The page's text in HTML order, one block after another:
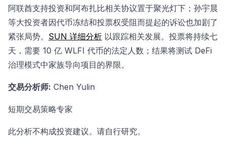
阿联酋支持投资和阿布扎比相关协议置于聚光灯下；孙宇晨
等大投资者因代币冻结和投票权受阻而提起的诉讼也加剧了
紧张局势。 SUN 详细分析 以跟踪相关发展。投票将持续七
天，需要 10 亿 WLFI 代币的法定人数；结果将测试 DeFi
治理模式中家族导向项目的界限。
交易分析师: Chen Yulin
短期交易策略专家
此分析不构成投资建议。请自行研究。